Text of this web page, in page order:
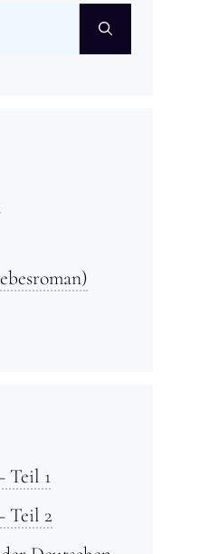
Teil 1
Teil 2